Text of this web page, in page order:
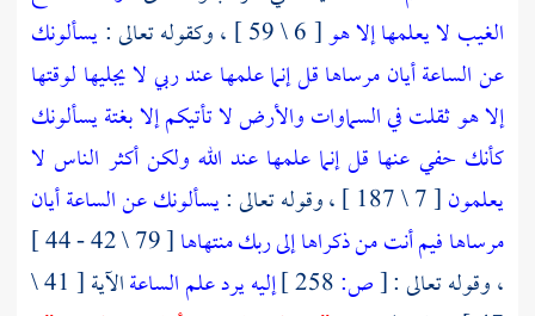
الغيب لا يعلمها إلا هو[ 6 \ 59 ] ، وكقوله تعالى :
يسألونك
عن الساعة أيان مرساها قل إنما علمها عند ربي لا يجليها لوقتها
إلا هو ثقلت في السماوات والأرض لا تأتيكم إلا بغتة يسألونك
كأنك حفي عنها قل إنما علمها عند الله ولكن أكثر الناس لا
يعلمون[ 7 \ 187 ] ، وقوله تعالى :
يسألونك عن الساعة أيان
مرساهافيم أنت من ذكراهاإلى ربك منتهاها
[ 79 \ 42 - 44 ]
، وقوله تعالى :[ص: إليه يرد علم الساعة
الآية [ 41 \